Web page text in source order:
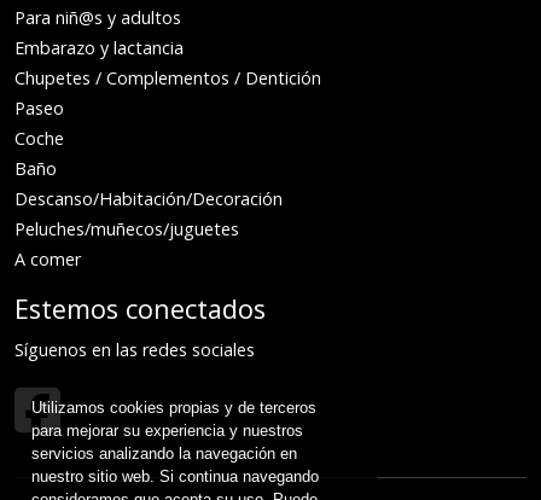
Utilizamos cookies propias y de terceros
para mejorar su experiencia y nuestros
servicios analizando la navegación en
nuestro sitio web. Si continua navegando
Para niñ@s y adultos
Embarazo y lactancia
Chupetes / Complementos / Dentición
Paseo
Coche
Baño
Descanso/Habitación/Decoración
Peluches/muñecos/juguetes
A comer
Estemos conectados
Síguenos en las redes sociales